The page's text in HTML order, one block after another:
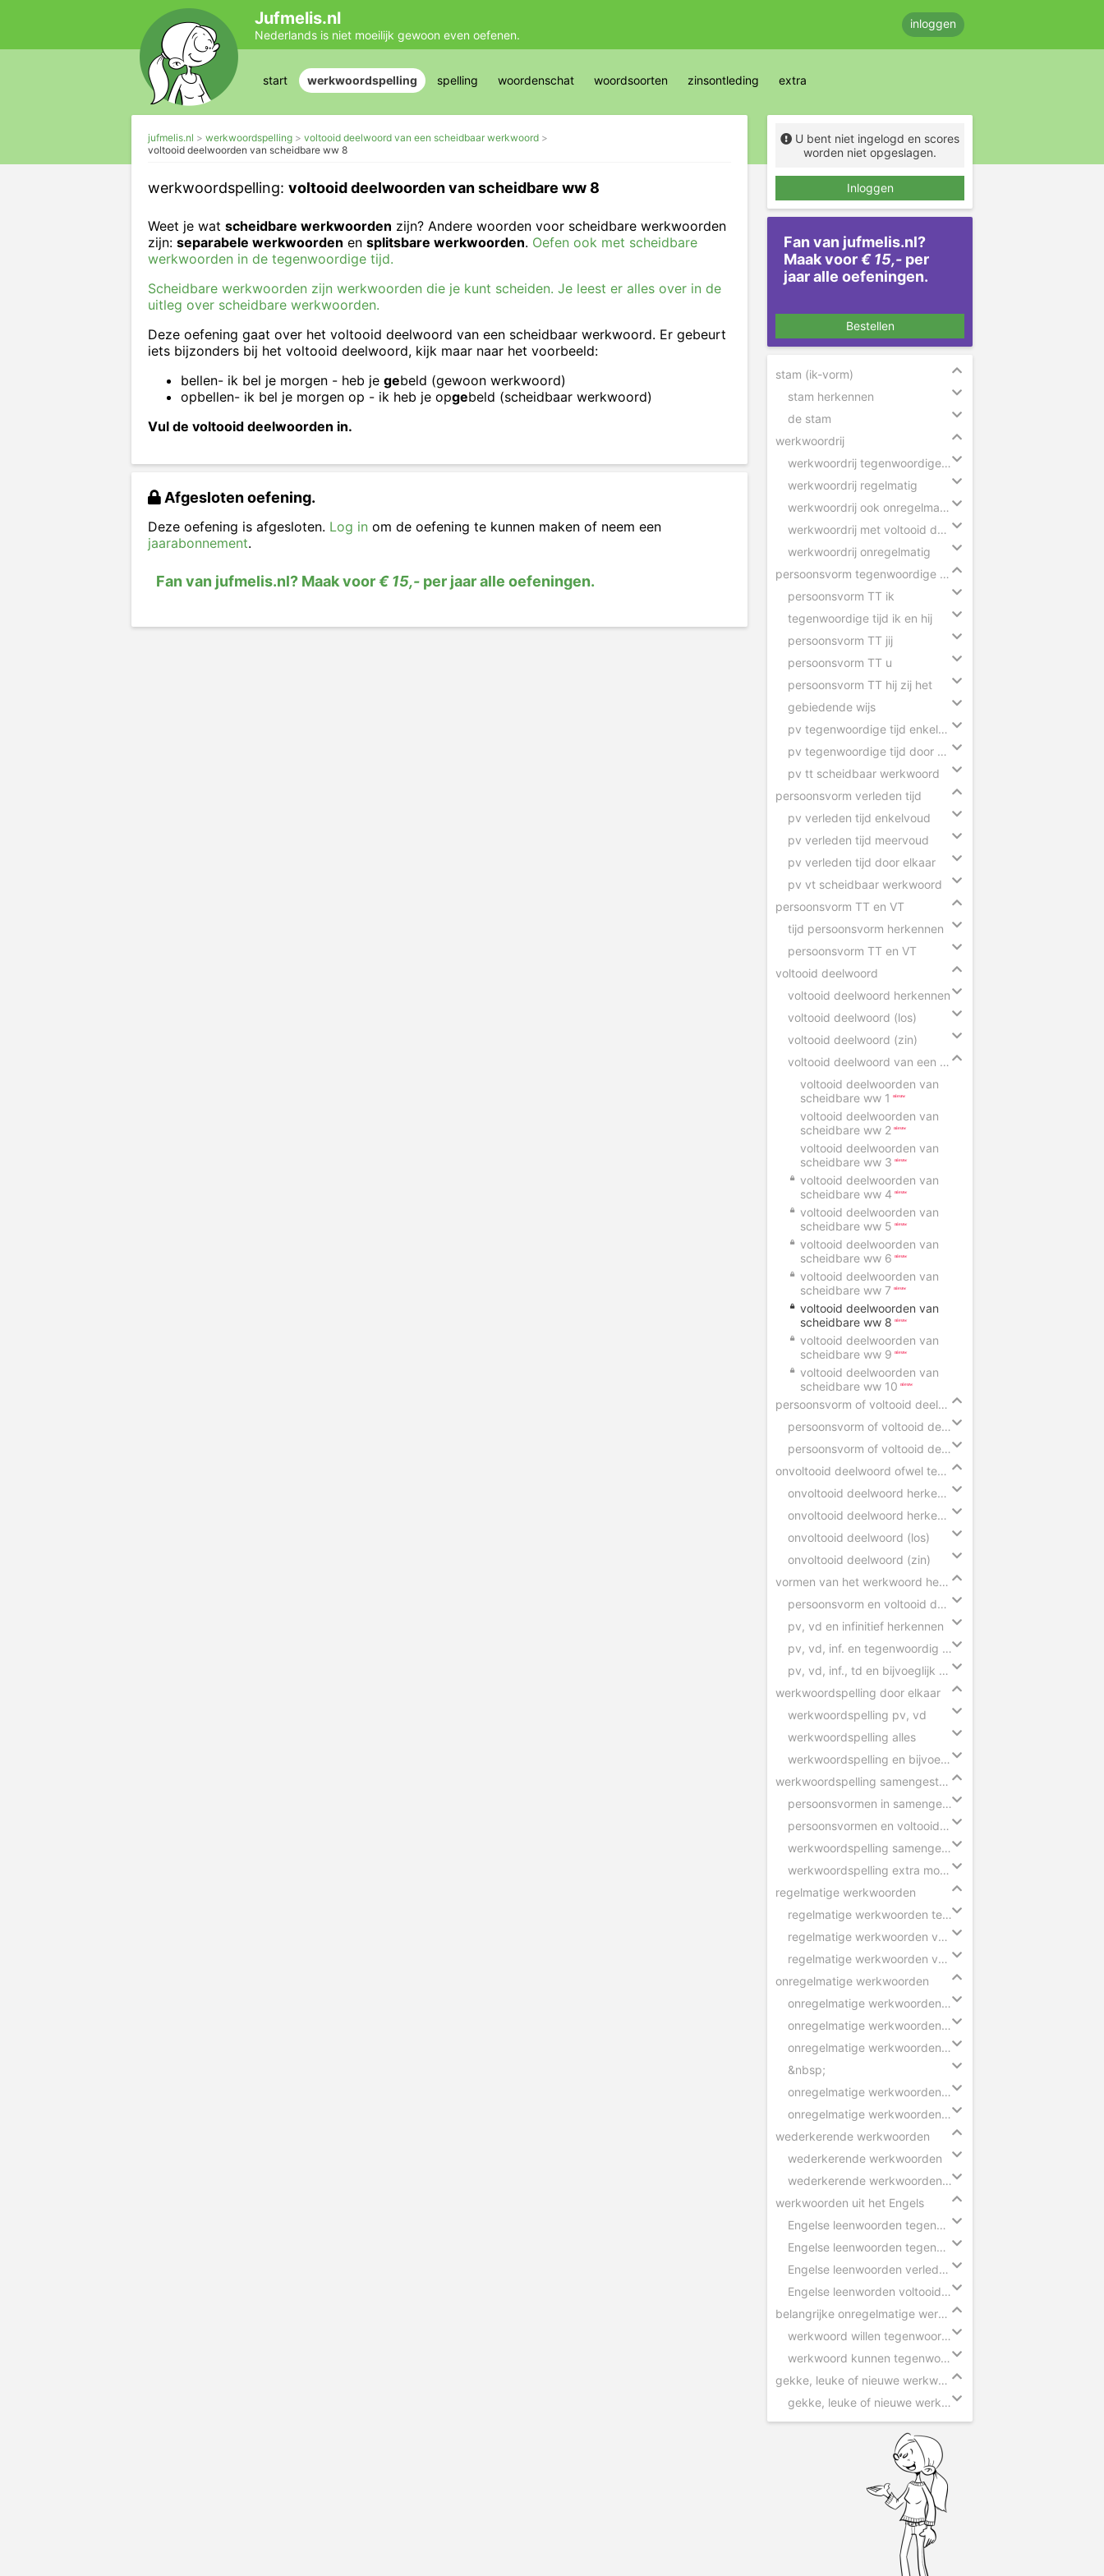
Jufmelis.nl
Nederlands is niet moeilijk gewoon even oefenen.
inloggen
start werkwoordspelling spelling woordenschat woordsoorten zinsontleding extra
jufmelis.nl werkwoordspelling
voltooid deelwoord van een scheidbaar werkwoord
voltooid deelwoorden van scheidbare ww 8
werkwoordspelling: voltooid deelwoorden van scheidbare ww 8
Weet je wat scheidbare werkwoorden zijn? Andere woorden voor scheidbare werkwoorden
zijn: separabele werkwoorden en splitsbare werkwoorden. Oefen ook met scheidbare
werkwoorden in de tegenwoordige tijd.
Scheidbare werkwoorden zijn werkwoorden die je kunt scheiden. Je leest er alles over in de
uitleg over scheidbare werkwoorden.
Deze oefening gaat over het voltooid deelwoord van een scheidbaar werkwoord. Er gebeurt
iets bijzonders bij het voltooid deelwoord, kijk maar naar het voorbeeld:
bellen- ik bel je morgen - heb je gebeld (gewoon werkwoord)
opbellen- ik bel je morgen op - ik heb je opgebeld (scheidbaar werkwoord)
Vul de voltooid deelwoorden in.
Afgesloten oefening.
Deze oefening is afgesloten. Log in om de oefening te kunnen maken of neem een
jaarabonnement.
Fan van jufmelis.nl? Maak voor€ 15,- per jaar alle oefeningen.
U bent niet ingelogd en scores
worden niet opgeslagen.
Inloggen
Fan van jufmelis.nl?
Maak voor€ 15,- per
jaar alle oefeningen.
Bestellen
stam (ik-vorm)
stam herkennen
de stam
werkwoordrij
werkwoordrij tegenwoordige tijd
werkwoordrij regelmatig
werkwoordrij ook onregelmatig
werkwoordrij met voltooid deelwoord
werkwoordrij onregelmatig
persoonsvorm tegenwoordige tijd
persoonsvorm TT ik
tegenwoordige tijd ik en hij
persoonsvorm TT jij
persoonsvorm TT u
persoonsvorm TT hij zij het
gebiedende wijs
pv tegenwoordige tijd enkelvoud
pv tegenwoordige tijd door elkaar
pv tt scheidbaar werkwoord
persoonsvorm verleden tijd
pv verleden tijd enkelvoud
pv verleden tijd meervoud
pv verleden tijd door elkaar
pv vt scheidbaar werkwoord
persoonsvorm TT en VT
tijd persoonsvorm herkennen
persoonsvorm TT en VT
voltooid deelwoord
voltooid deelwoord herkennen
voltooid deelwoord (los)
voltooid deelwoord (zin)
voltooid deelwoord van een scheidbaar werkwoord
voltooid deelwoorden van
scheidbare ww 1
voltooid deelwoorden van
scheidbare ww 2
voltooid deelwoorden van
scheidbare ww 3
voltooid deelwoorden van
scheidbare ww 4
voltooid deelwoorden van
scheidbare ww 5
voltooid deelwoorden van
scheidbare ww 6
voltooid deelwoorden van
scheidbare ww 7
voltooid deelwoorden van
scheidbare ww 8
voltooid deelwoorden van
scheidbare ww 9
voltooid deelwoorden van
scheidbare ww 10
persoonsvorm of voltooid deelwoord
persoonsvorm of voltooid deelwoord
persoonsvorm of voltooid deelwoord slepen
onvoltooid deelwoord ofwel tegenwoordig deelwoord
onvoltooid deelwoord herkennen (zinnen)
onvoltooid deelwoord herkennen (woorden)
onvoltooid deelwoord (los)
onvoltooid deelwoord (zin)
vormen van het werkwoord herkennen
persoonsvorm en voltooid deelwoord herkennen
pv, vd en infinitief herkennen
pv, vd, inf. en tegenwoordig deelwoord herkennen
pv, vd, inf., td en bijvoeglijk naamwoord herkennen
werkwoordspelling door elkaar
werkwoordspelling pv, vd
werkwoordspelling alles
werkwoordspelling en bijvoeglijk naamwoord
werkwoordspelling samengestelde zinnen
persoonsvormen in samengestelde zin
persoonsvormen en voltooid deelwoorden
werkwoordspelling samengestelde zin
werkwoordspelling extra moeilijk
regelmatige werkwoorden
regelmatige werkwoorden tegenwoordige tijd
regelmatige werkwoorden verleden tijd
regelmatige werkwoorden voltooid deelwoord
onregelmatige werkwoorden
onregelmatige werkwoorden verleden tijd - ik
onregelmatige werkwoorden verleden tijd - wij
onregelmatige werkwoorden voltooid deelwoord
&nbsp;
onregelmatige werkwoorden verleden tijd - zinnen
onregelmatige werkwoorden voltooid deelwoord - zinnen
wederkerende werkwoorden
wederkerende werkwoorden
wederkerende werkwoorden in zinnen
werkwoorden uit het Engels
Engelse leenwoorden tegenwoordige tijd - ik
Engelse leenwoorden tegenwoordige tijd - hij
Engelse leenwoorden verleden tijd
Engelse leenworden voltooid deelwoord
belangrijke onregelmatige werkwoorden
werkwoord willen tegenwoordige tijd
werkwoord kunnen tegenwoordige tijd
gekke, leuke of nieuwe werkwoorden
gekke, leuke of nieuwe werkwoorden